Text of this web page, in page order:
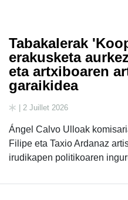
Tabakalerak
erakusketa
eta artxiboaren
garaikidea
| 2 Juillet 2026
Ángel Calvo Ulloak
Filipe eta Taxio Ardanaz
irudikapen politikoaren